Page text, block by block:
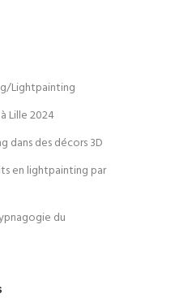
Lightpainting
Lille 2024
dans des décors 3D
en lightpainting par
du